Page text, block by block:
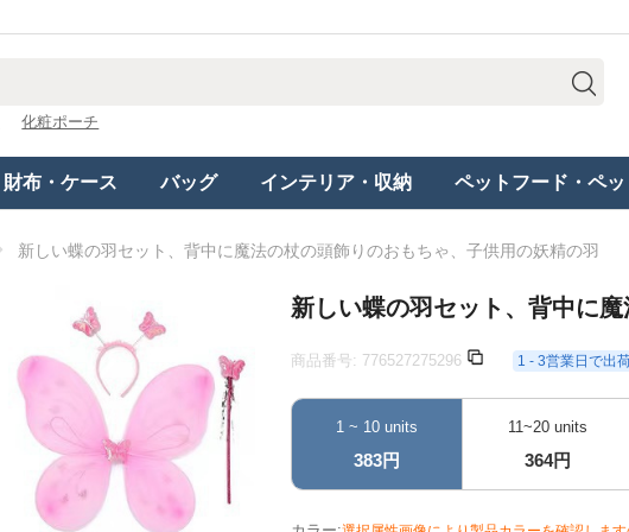
化粧ポーチ
財布・ケース バッグ インテリア・収納 ペットフード・ペ
新しい蝶の羽セット、背中に魔法の杖の頭飾りのおもちゃ、子供用の妖精の羽
新しい蝶の羽セット、背中に
商品番号: 776527275296 1 - 3営業日で出
1 ~ 10 units
383円
11~20 units
364円